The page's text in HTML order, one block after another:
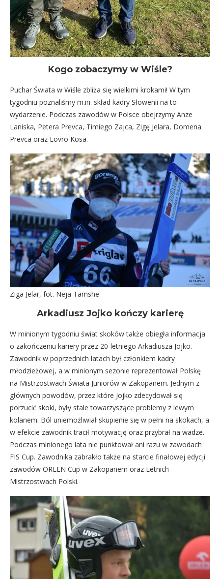
Kogo zobaczymy w Wiśle?
Puchar Świata w Wiśle zbliża się wielkimi krokami! W tym
tygodniu poznaliśmy m.in. skład kadry Słowenii na to
wydarzenie. Podczas zawodów w Polsce obejrzymy Anze
Laniska, Petera Prevca, Timiego Zajca, Zigę Jelara, Domena
Prevca oraz Lovro Kosa.
Ziga Jelar, fot. Neja Tamshe
Arkadiusz Jojko kończy karierę
W minionym tygodniu świat skoków także obiegła informacja
o zakończeniu kariery przez 20-letniego Arkadiusza Jojko.
Zawodnik w poprzednich latach był członkiem kadry
młodzieżowej, a w minionym sezonie reprezentował Polskę
na Mistrzostwach Świata Juniorów w Zakopanem. Jednym z
głównych powodów, przez które Jojko zdecydował się
porzucić skoki, były stale towarzyszące problemy z lewym
kolanem. Ból uniemożliwiał skupienie się w pełni na skokach, a
w efekcie zawodnik tracił motywację oraz przybrał na wadze.
Podczas minionego lata nie punktował ani razu w zawodach
FIS Cup. Zawodnika zabrakło także na starcie finałowej edycji
zawodów ORLEN Cup w Zakopanem oraz Letnich
Mistrzostwach Polski.